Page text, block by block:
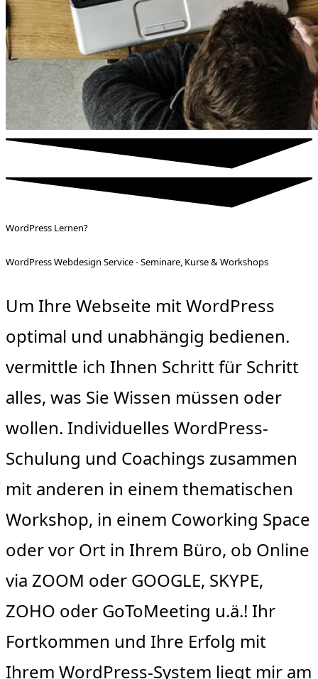
WordPress Lernen?
WordPress Webdesign Service - Seminare, Kurse & Workshops
Um Ihre Webseite mit WordPress
optimal und unabhängig bedienen.
vermittle ich Ihnen Schritt für Schritt
alles, was Sie Wissen müssen oder
wollen. Individuelles WordPress-
Schulung und Coachings zusammen
mit anderen in einem thematischen
Workshop, in einem Coworking Space
oder vor Ort in Ihrem Büro, ob Online
via ZOOM oder GOOGLE, SKYPE,
ZOHO oder GoToMeeting u.ä.! Ihr
Fortkommen und Ihre Erfolg mit
Ihrem WordPress-System liegt mir am